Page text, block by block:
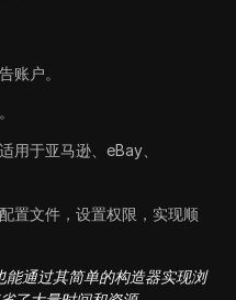
账户。
用于亚马逊、eBay、
置文件，设置权限，实现顺
通过其简单的构造器实现浏